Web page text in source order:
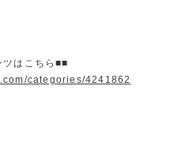
はこちら■■
categories/4241862